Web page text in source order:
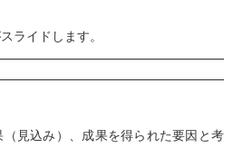
ライドします。
（見込み）、成果を得られた要因と考